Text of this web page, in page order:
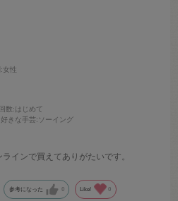
:女性
数:はじめて
好きな手芸:ソーイング
インで買えてありがたいです。
参考になった 0 Like! 0